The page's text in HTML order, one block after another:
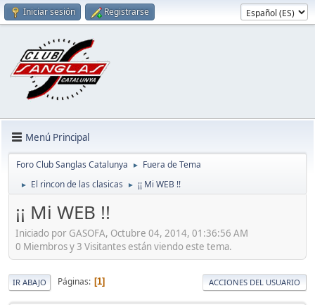
Iniciar sesión Registrarse
Menú Principal
Foro Club Sanglas Catalunya ► Fuera de Tema
► El rincon de las clasicas ► ¡¡ Mi WEB !!
¡¡ Mi WEB !!
Iniciado por GASOFA, Octubre 04, 2014, 01:36:56 AM
0 Miembros y 3 Visitantes están viendo este tema.
IR ABAJO Páginas 1 ACCIONES DEL USUARIO